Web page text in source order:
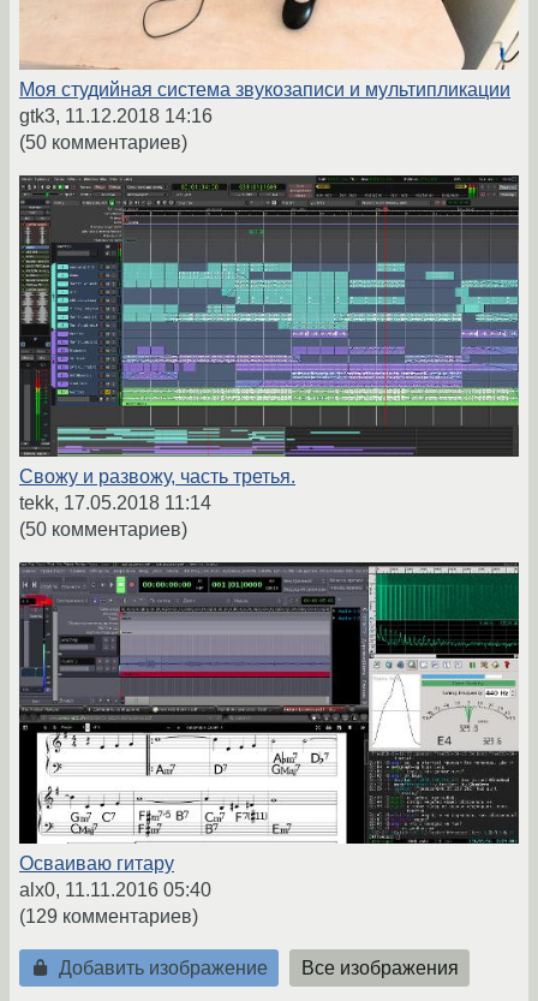
Моя студийная система звукозаписи и мультипликации
gtk3, 11.12.2018 14:16
(50 комментариев)
Свожу и развожу, часть третья.
tekk, 17.05.2018 11:14
(50 комментариев)
Осваиваю гитару
alx0, 11.11.2016 05:40
(129 комментариев)
Добавить изображение Все изображения